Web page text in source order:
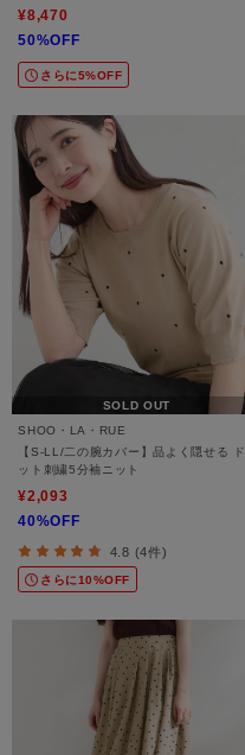
¥8,470
50%OFF
さらに5%OFF
SOLD OUT
SHOO・LA・RUE
【S-LL/二の腕カバー】品よく隠せる ド
ット刺繍5分袖ニット
¥2,093
40%OFF
4.8 (4件)
さらに10%OFF